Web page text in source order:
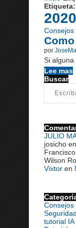
Etiqueta:
2020
Consejos
por
Si
Lee mas
Buscar
JULIO
josicho en
Wilson
Vixtor en
Consejos
tutorial IA